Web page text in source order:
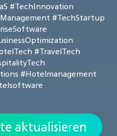
#TechInnovation
#TechStartup
#TravelTech
#Hotelmanagement
aktualisieren